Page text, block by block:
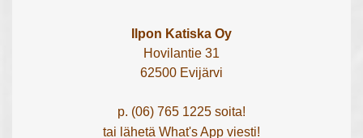
Ilpon Katiska Oy
Hovilantie 31
62500 Evijärvi
p. (06) 765 1225 soita!
tai lähetä What's App viesti!